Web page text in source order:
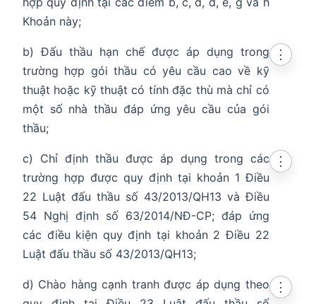
Khoản này;
b) Đấu thầu hạn chế được áp dụng trong
trường hợp gói thầu có yêu cầu cao về kỹ
thuật hoặc kỹ thuật có tính đặc thù mà chỉ có
một số nhà thầu đáp ứng yêu cầu của gói
thầu;
⋮
c) Chỉ định thầu được áp dụng trong các
trường hợp được quy định tại khoản 1 Điều
22 Luật đấu thầu số 43/2013/QH13 và Điều
54 Nghị định số 63/2014/NĐ-CP; đáp ứng
các điều kiện quy định tại khoản 2 Điều 22
Luật đấu thầu số 43/2013/QH13;
⋮
d) Chào hàng cạnh tranh được áp dụng theo
⋮